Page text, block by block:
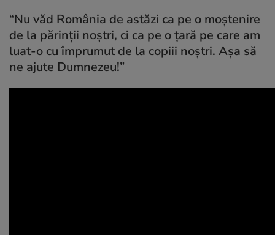
“Nu văd România de astăzi ca pe o moștenire
de la părinții noștri, ci ca pe o țară pe care am
luat-o cu împrumut de la copiii noștri. Așa să
ne ajute Dumnezeu!”